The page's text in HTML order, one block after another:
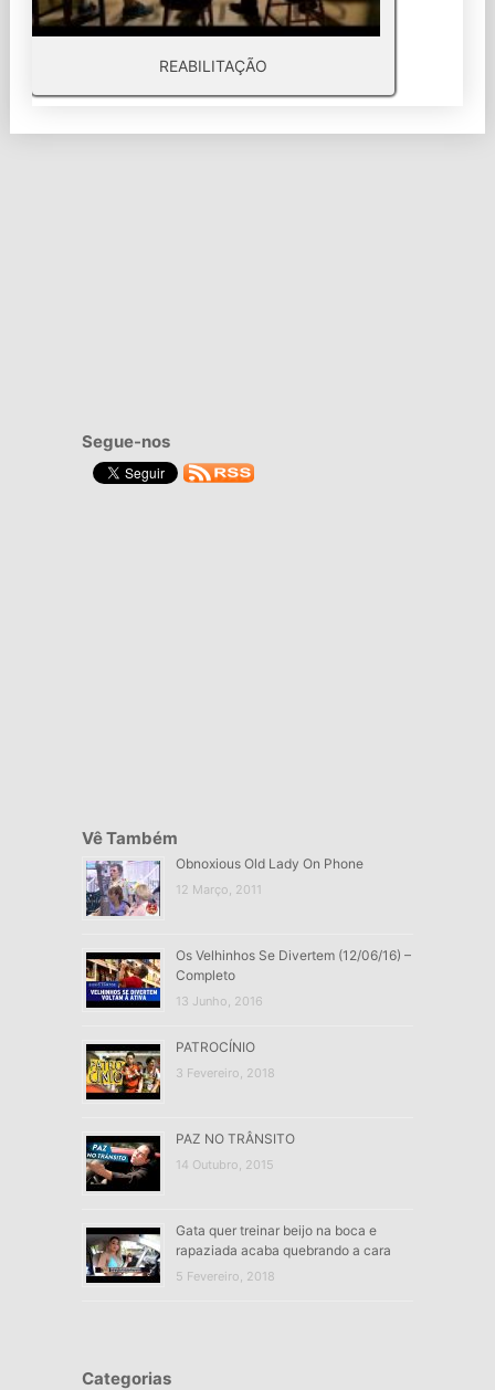
REABILITAÇÃO
Segue-nos
Vê Também
Obnoxious Old Lady On Phone
12 Março, 2011
Os Velhinhos Se Divertem (12/06/16) –
Completo
13 Junho, 2016
PATROCÍNIO
3 Fevereiro, 2018
PAZ NO TRÂNSITO
14 Outubro, 2015
Gata quer treinar beijo na boca e
rapaziada acaba quebrando a cara
5 Fevereiro, 2018
Categorias